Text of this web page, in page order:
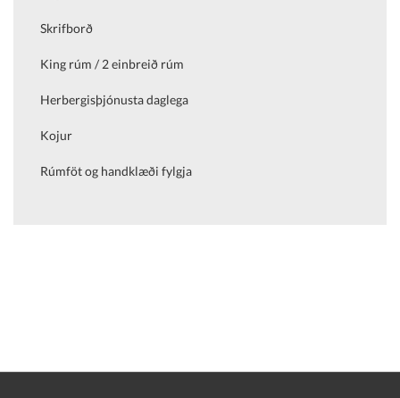
Skrifborð
King rúm / 2 einbreið rúm
Herbergisþjónusta daglega
Kojur
Rúmföt og handklæði fylgja